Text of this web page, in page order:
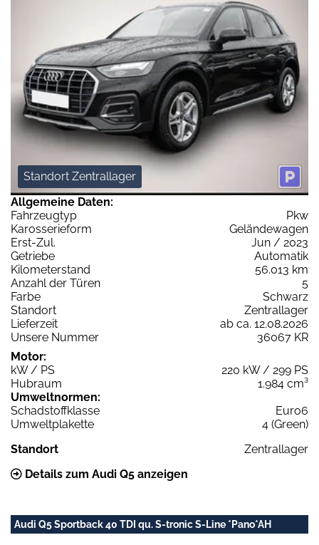
Standort Zentrallager
Allgemeine Daten:
Fahrzeugtyp
Pkw
Karosserieform
Geländewagen
Erst-Zul.
Jun / 2023
Getriebe
Automatik
Kilometerstand
56.013 km
Anzahl der Türen
5
Farbe
Schwarz
Standort
Zentrallager
Lieferzeit
ab ca. 12.08.2026
Unsere Nummer
36067 KR
Motor:
kW / PS
220 kW / 299 PS
Hubraum
1.984 cm³
Umweltnormen:
Schadstoffklasse
Euro6
Umweltplakette
4 (Green)
Standort
Zentrallager
Details zum Audi Q5 anzeigen
Audi Q5 Sportback 40 TDI qu. S-tronic S-Line *Pano*AH